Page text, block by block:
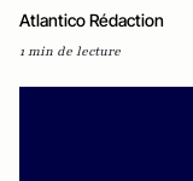
Atlantico Rédaction
1 min de lecture